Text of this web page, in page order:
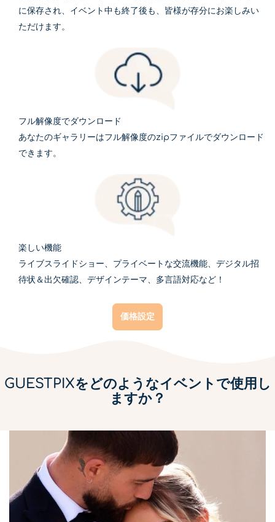
に保存され、イベント中も終了後も、皆様が存分にお楽しみい
ただけます。
フル解像度でダウンロード
あなたのギャラリーはフル解像度のzipファイルでダウンロード
できます。
楽しい機能
ライブスライドショー、プライベートな交流機能、デジタル招
待状＆出欠確認、デザインテーマ、多言語対応など！
価格設定
GUESTPIXをどのようなイベントで使用し
ますか？